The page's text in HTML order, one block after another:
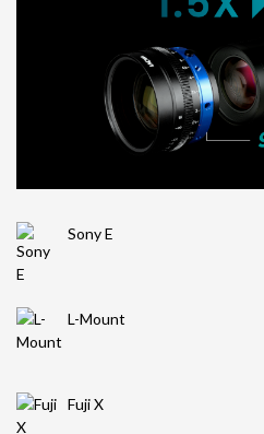
Sony E
L-Mount
Fuji X